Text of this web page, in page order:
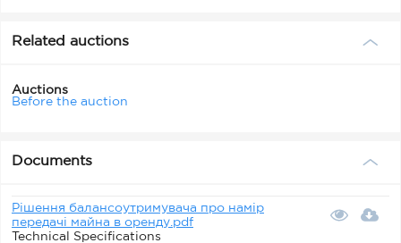
Related auctions
Auctions
Before the auction
Documents
Рішення балансоутримувача про намір
передачі майна в оренду.pdf
Technical Specifications